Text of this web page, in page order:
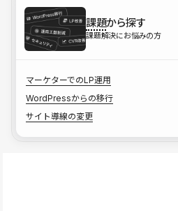
課題から探す
課題解決にお悩みの方
マーケターでのLP運用
WordPressからの移行
サイト導線の変更